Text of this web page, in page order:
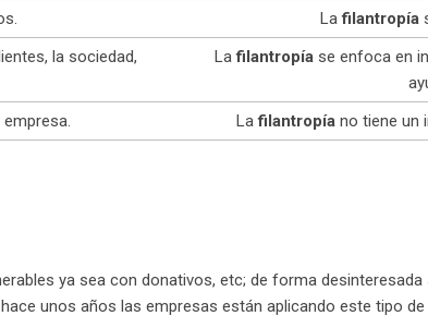
Lafilantropía
la sociedad,
Lafilantropía se enfoca en
Lafilantropíano tiene un
ya sea con donativos, etc; de forma
unos años las empresas están aplicando este tipo